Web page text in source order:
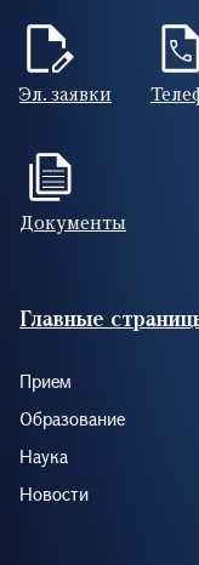
Эл. заявки
Документы
Footer (RUS)
Главные
Прием
Образование
Наука
Новости